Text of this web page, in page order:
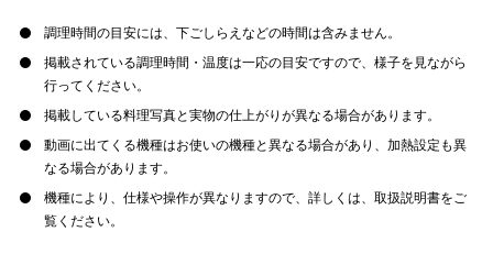
調理時間の目安には、下ごしらえなどの時間は含みません。
掲載されている調理時間・温度は一応の目安ですので、様子を見ながら
行ってください。
掲載している料理写真と実物の仕上がりが異なる場合があります。
動画に出てくる機種はお使いの機種と異なる場合があり、加熱設定も異
なる場合があります。
機種により、仕様や操作が異なりますので、詳しくは、取扱説明書をご
覧ください。